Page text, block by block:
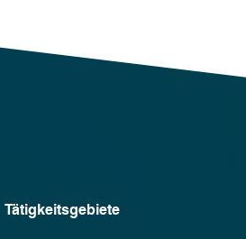
Tätigkeitsgebiete